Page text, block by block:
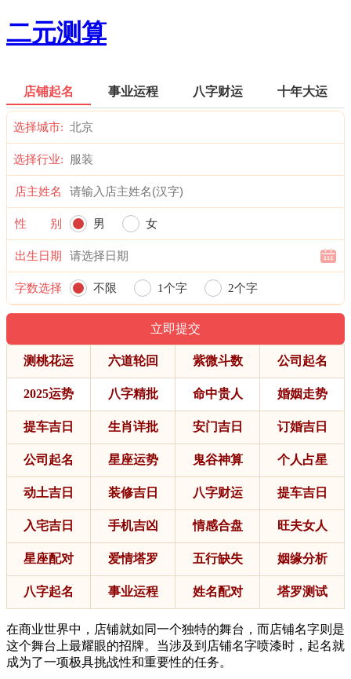
二元测算
店铺起名 事业运程 八字财运 十年大运
选择城市:
选择行业:
店主姓名
性 别 男 女
出生日期
字数选择 不限 1个字 2个字
测桃花运 六道轮回 紫微斗数 公司起名
2025运势 八字精批 命中贵人 婚姻走势
提车吉日 生肖详批 安门吉日 订婚吉日
公司起名 星座运势 鬼谷神算 个人占星
动土吉日 装修吉日 八字财运 提车吉日
入宅吉日 手机吉凶 情感合盘 旺夫女人
星座配对 爱情塔罗 五行缺失 姻缘分析
八字起名 事业运程 姓名配对 塔罗测试
在商业世界中，店铺就如同一个独特的舞台，而店铺名字则是
这个舞台上最耀眼的招牌。当涉及到店铺名字喷漆时，起名就
成为了一项极具挑战性和重要性的任务。